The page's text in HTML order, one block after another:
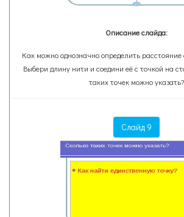
Описание слайда:
Как можно однозначно определить расстояние
Выбери длину нити и соедини её с точкой на
таких точек можно указать?
Слайд 9